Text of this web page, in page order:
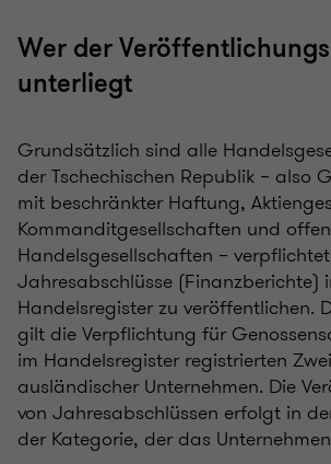
Wer der
unterliegt
Grundsätzlich sind alle
der Tschechischen Republik – also
mit beschränkter Haftung,
Kommanditgesellschaften und
Handelsgesellschaften –
Jahresabschlüsse (Finanzberichte)
Handelsregister zu veröffentlichen.
gilt die Verpflichtung für
im Handelsregister registrierten
ausländischer Unternehmen. Die
von Jahresabschlüssen erfolgt in
der Kategorie, der das